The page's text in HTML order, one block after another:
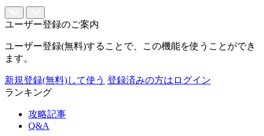
ユーザー登録のご案内
ユーザー登録(無料)することで、この機能を使うことができ
ます。
新規登録(無料)して使う 登録済みの方はログイン
ランキング
攻略記事
Q&A